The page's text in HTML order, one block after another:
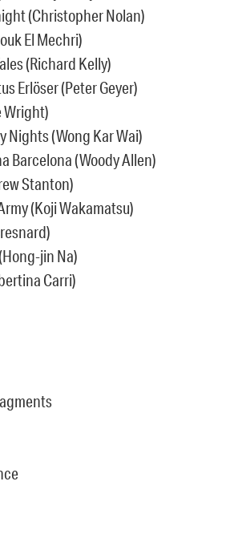
(Christopher Nolan)
El Mechri)
(Richard Kelly)
Erlöser (Peter Geyer)
Wright)
Nights (Wong Kar Wai)
Barcelona (Woody Allen)
Stanton)
(Koji Wakamatsu)
jin Na)
Carri)